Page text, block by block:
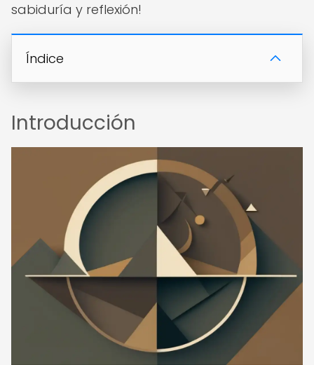
sabiduría y reflexión!
Índice
Introducción